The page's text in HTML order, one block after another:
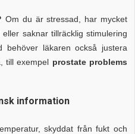
Om du är stressad, har mycket
saknar tillräcklig stimulering
behöver läkaren också justera
till exempel prostate problems
information
skyddat från fukt och